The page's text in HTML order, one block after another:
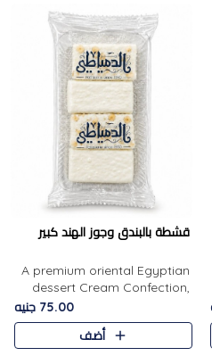
قشطة بالبندق وجوز الهند كبير
A premium oriental Egyptian
dessert Cream Confection,
featuring a soft, creamy
texture and the distinctive
flavor of roasted hazelnuts.
75.00 جنيه
أضف